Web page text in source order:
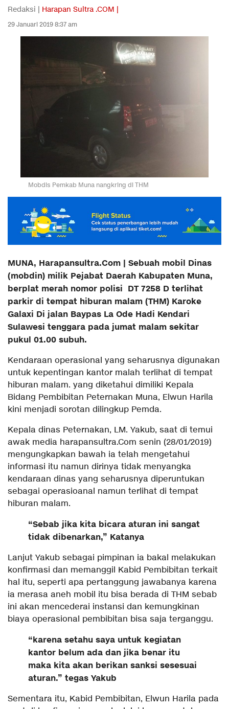
Redaksi | Harapan Sultra .COM |
29 Januari 2019 8:37 am
Mobdis Pemkab Muna nangkring di THM
MUNA, Harapansultra.Com | Sebuah mobil Dinas
(mobdin) milik Pejabat Daerah Kabupaten Muna,
berplat merah nomor polisi DT 7258 D terlihat
parkir di tempat hiburan malam (THM) Karoke
Galaxi Di jalan Baypas La Ode Hadi Kendari
Sulawesi tenggara pada jumat malam sekitar
pukul 01.00 subuh.
Kendaraan operasional yang seharusnya digunakan
untuk kepentingan kantor malah terlihat di tempat
hiburan malam. yang diketahui dimiliki Kepala
Bidang Pembibitan Peternakan Muna, Elwun Harila
kini menjadi sorotan dilingkup Pemda.
Kepala dinas Peternakan, LM. Yakub, saat di temui
awak media harapansultra.Com senin (28/01/2019)
mengungkapkan bawah ia telah mengetahui
informasi itu namun dirinya tidak menyangka
kendaraan dinas yang seharusnya diperuntukan
sebagai operasioanal namun terlihat di tempat
hiburan malam.
“Sebab jika kita bicara aturan ini sangat
tidak dibenarkan,” Katanya
Lanjut Yakub sebagai pimpinan ia bakal melakukan
konfirmasi dan memanggil Kabid Pembibitan terkait
hal itu, seperti apa pertanggung jawabanya karena
ia merasa aneh mobil itu bisa berada di THM sebab
ini akan mencederai instansi dan kemungkinan
biaya operasional pembibitan bisa saja terganggu.
“karena setahu saya untuk kegiatan
kantor belum ada dan jika benar itu
maka kita akan berikan sanksi sesesuai
aturan.” tegas Yakub
Sementara itu, Kabid Pembibitan, Elwun Harila pada